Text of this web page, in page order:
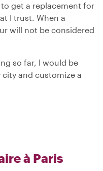
get a replacement for
I trust. When a
will not be considered
so far, I would be
and customize a
à Paris